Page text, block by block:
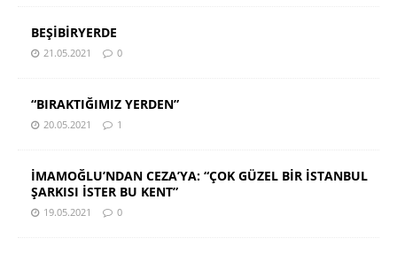
BEŞİBİRYERDE
21.05.2021 0
“BIRAKTIĞIMIZ YERDEN”
20.05.2021 1
İMAMOĞLU’NDAN CEZA’YA: “ÇOK GÜZEL BİR İSTANBUL
ŞARKISI İSTER BU KENT”
19.05.2021 0